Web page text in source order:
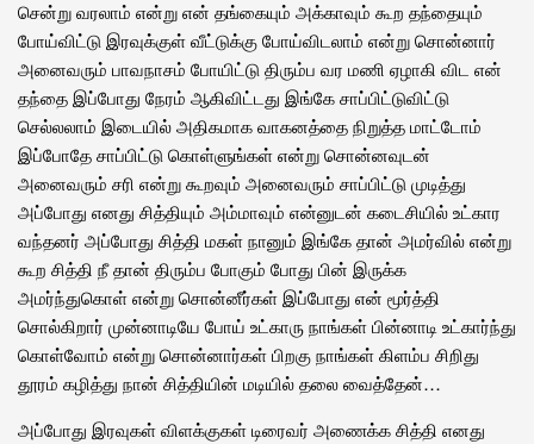
சென்று வரலாம் என்று என் தங்கையும் அக்காவும் கூற தந்தையும்
போய்விட்டு இரவுக்குள் வீட்டுக்கு போய்விடலாம் என்று சொன்னார்
அனைவரும் பாவநாசம் போயிட்டு திரும்ப வர மணி ஏழாகி விட என்
தந்தை இப்போது நேரம் ஆகிவிட்டது இங்கே சாப்பிட்டுவிட்டு
செல்லலாம் இடையில் அதிகமாக வாகனத்தை நிறுத்த மாட்டோம்
இப்போதே சாப்பிட்டு கொள்ளுங்கள் என்று சொன்னவுடன்
அனைவரும் சரி என்று கூறவும் அனைவரும் சாப்பிட்டு முடித்து
அப்போது எனது சித்தியும் அம்மாவும் என்னுடன் கடைசியில் உட்கார
வந்தனர் அப்போது சித்தி மகள் நானும் இங்கே தான் அமர்வில் என்று
கூற சித்தி நீ தான் திரும்ப போகும் போது பின் இருக்க
அமர்ந்துகொள் என்று சொன்னீர்கள் இப்போது என் மூர்த்தி
சொல்கிறார் முன்னாடியே போய் உட்காரு நாங்கள் பின்னாடி உட்கார்ந்து
கொள்வோம் என்று சொன்னார்கள் பிறகு நாங்கள் கிளம்ப சிறிது
தூரம் கழித்து நான் சித்தியின் மடியில் தலை வைத்தேன்…
அப்போது இரவுகள் விளக்குகள் டிரைவர் அணைக்க சித்தி எனது